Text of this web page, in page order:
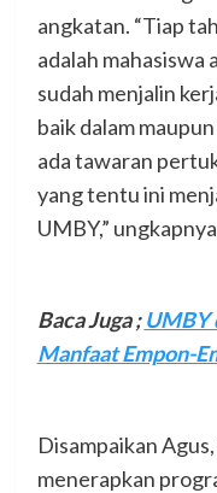
angkatan. “Tiap
adalah mahasiswa
sudah menjalin
baik dalam
ada tawaran
yang tentu ini
UMBY,”
Baca Juga ;UMBY
Manfaat Empon-
Disampaikan
menerapkan